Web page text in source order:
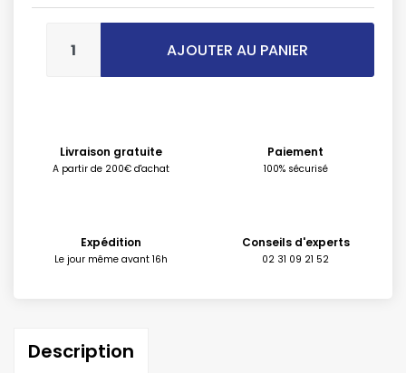
AJOUTER AU PANIER
Livraison gratuite
A partir de 200€ d'achat
Paiement
100% sécurisé
Expédition
Le jour même avant 16h
Conseils d'experts
02 31 09 21 52
Description